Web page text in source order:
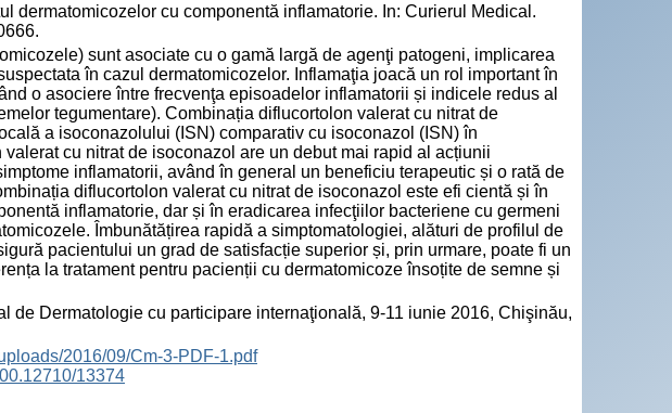
dermatomicozelor cu componentă inflamatorie. In: Curierul Medical.
sunt asociate cu o gamă largă de agenţi patogeni, implicarea
în cazul dermatomicozelor. Inflamaţia joacă un rol important în
o asociere între frecvenţa episoadelor inflamatorii și indicele redus al
tegumentare). Combinația diflucortolon valerat cu nitrat de
a isoconazolului (ISN) comparativ cu isoconazol (ISN) în
cu nitrat de isoconazol are un debut mai rapid al acțiunii
inflamatorii, având în general un beneficiu terapeutic și o rată de
diflucortolon valerat cu nitrat de isoconazol este efi cientă și în
inflamatorie, dar și în eradicarea infecţiilor bacteriene cu germeni
Îmbunătățirea rapidă a simptomatologiei, alături de profilul de
pacientului un grad de satisfacție superior și, prin urmare, poate fi un
la tratament pentru pacienții cu dermatomicoze însoțite de semne și
de Dermatologie cu participare internaţională, 9-11 iunie 2016, Chişinău,
2016/09/Cm-3-PDF-1.pdf
13374